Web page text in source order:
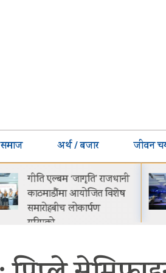
समाज अर्थ / बजार जीवन
गीति एल्बम ‘जागृति’ राजधानी
काठमाडौंमा आयोजित विशेष
समारोहबीच लोकार्पण
गरिएको…